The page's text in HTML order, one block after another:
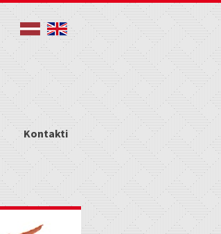
Kontakti